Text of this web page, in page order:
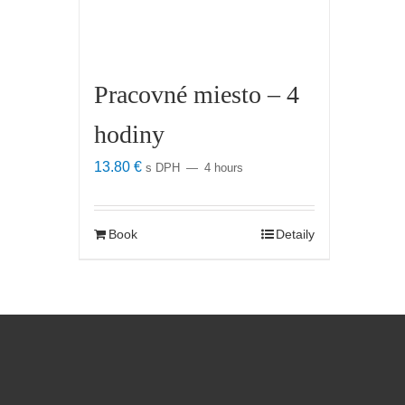
Pracovné miesto – 4
hodiny
13.80 € s DPH 4 hours
Book Detaily